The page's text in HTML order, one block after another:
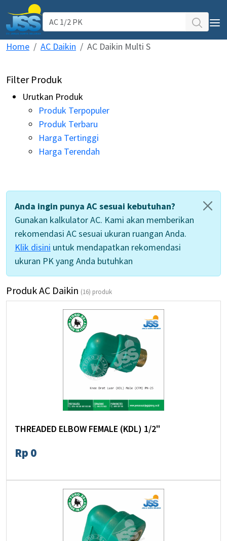
Home AC Daikin AC Daikin Multi S
Filter Produk
Urutkan Produk
Produk Terpopuler
Produk Terbaru
Harga Tertinggi
Harga Terendah
Anda ingin punya AC sesuai kebutuhan?
Gunakan kalkulator AC. Kami akan memberikan
rekomendasi AC sesuai ukuran ruangan Anda.
Klik disini untuk mendapatkan rekomendasi
ukuran PK yang Anda butuhkan
Produk AC Daikin (16) produk
THREADED ELBOW FEMALE (KDL) 1/2"
Rp 0
AC Daikin
Pipa PPR ATP TORO
Our Projects
Kantor Jogja
Kantor Semarang
Kantor Purwokerto
Company Profile
Blog